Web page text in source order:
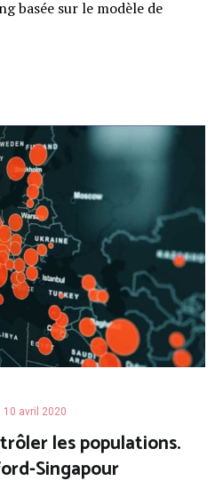
basée sur le modèle de
10 avril 2020
les populations.
Singapour